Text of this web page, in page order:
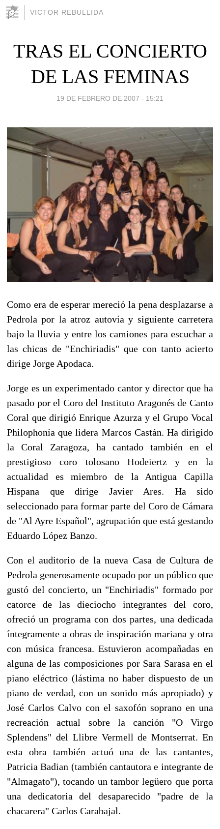
VICTOR REBULLIDA
TRAS EL CONCIERTO
DE LAS FEMINAS
19 DE FEBRERO DE 2007 - 15:21
Como era de esperar mereció la pena desplazarse a
Pedrola por la atroz autovía y siguiente carretera
bajo la lluvia y entre los camiones para escuchar a
las chicas de "Enchiriadis" que con tanto acierto
dirige Jorge Apodaca.
Jorge es un experimentado cantor y director que ha
pasado por el Coro del Instituto Aragonés de Canto
Coral que dirigió Enrique Azurza y el Grupo Vocal
Philophonía que lidera Marcos Castán. Ha dirigido
la Coral Zaragoza, ha cantado también en el
prestigioso coro tolosano Hodeiertz y en la
actualidad es miembro de la Antigua Capilla
Hispana que dirige Javier Ares. Ha sido
seleccionado para formar parte del Coro de Cámara
de "Al Ayre Español", agrupación que está gestando
Eduardo López Banzo.
Con el auditorio de la nueva Casa de Cultura de
Pedrola generosamente ocupado por un público que
gustó del concierto, un "Enchiriadis" formado por
catorce de las dieciocho integrantes del coro,
ofreció un programa con dos partes, una dedicada
íntegramente a obras de inspiración mariana y otra
con música francesa. Estuvieron acompañadas en
alguna de las composiciones por Sara Sarasa en el
piano eléctrico (lástima no haber dispuesto de un
piano de verdad, con un sonido más apropiado) y
José Carlos Calvo con el saxofón soprano en una
recreación actual sobre la canción "O Virgo
Splendens" del Llibre Vermell de Montserrat. En
esta obra también actuó una de las cantantes,
Patricia Badian (también cantautora e integrante de
"Almagato"), tocando un tambor legüero que porta
una dedicatoria del desaparecido "padre de la
chacarera" Carlos Carabajal.